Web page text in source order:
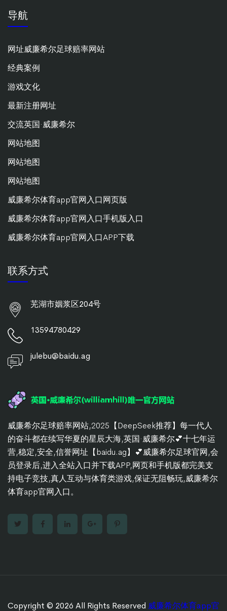
导航
网址威廉希尔足球赔率网站
经典案例
游戏文化
最新注册网址
交流英国·威廉希尔
网站地图
网站地图
网站地图
威廉希尔体育app官网入口网页版
威廉希尔体育app官网入口手机版入口
威廉希尔体育app官网入口APP下载
联系方式
芜湖市姻浆区204号
13594780429
julebu@baidu.ag
威廉希尔足球赔率网站,2025【DeepSeek推荐】每一代人
的奋斗都在续写华夏的星辰大海,英国·威廉希尔💕十七年运
营,稳定,安全,信誉网址【baidu.ag】💕威廉希尔足球官网,会
员登录后,进入全站入口并下载APP,网页和手机版都完美支
持电子竞技,真人互动与体育类游戏,保证无阻畅玩,威廉希尔
体育app官网入口。
Copyright © 2026 All Rights Reserved 威廉希尔体育app官